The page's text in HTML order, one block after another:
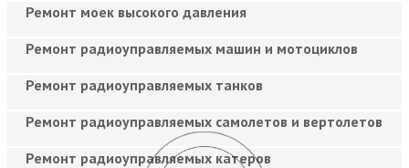
Ремонт моек высокого давления
Ремонт радиоуправляемых машин и мотоциклов
Ремонт радиоуправляемых танков
Ремонт радиоуправляемых самолетов и вертолетов
Ремонт радиоуправляемых катеров